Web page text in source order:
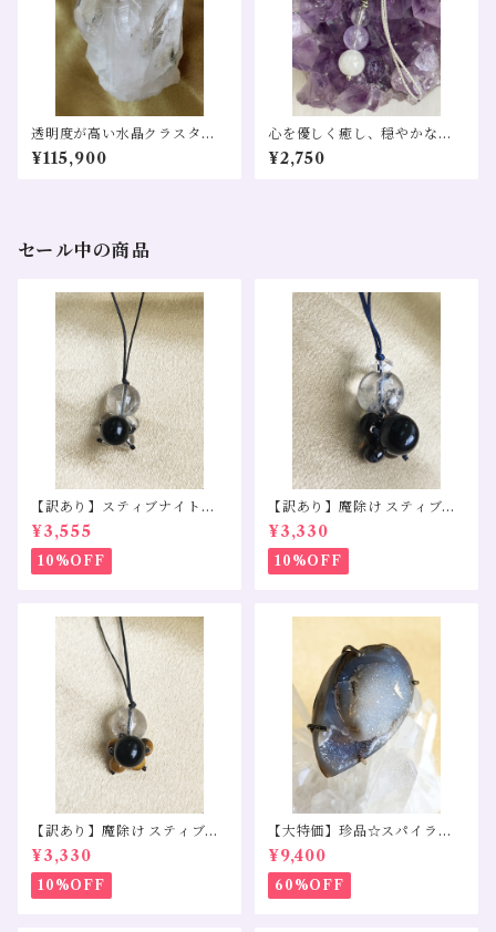
透明度が高い水晶クラスター
(ブラジル産)
¥115,900
心を優しく癒し、穏やかな毎
日をサポートする浄化と安ら
ぎのお守りストラップ
¥2,750
セール中の商品
【訳あり】スティブナイトイ
ンクォーツ モリオン 水晶
¥3,555
10%OFF
【訳あり】魔除け スティブナ
イトインクォーツ スモーキー
クォーツ モリオン
¥3,330
10%OFF
【訳あり】魔除け スティブナ
イトインクォーツ モリオン タ
イガーアイ
¥3,330
10%OFF
【大特価】珍品☆スパイララ
イトペンダントトップS925
¥9,400
60%OFF